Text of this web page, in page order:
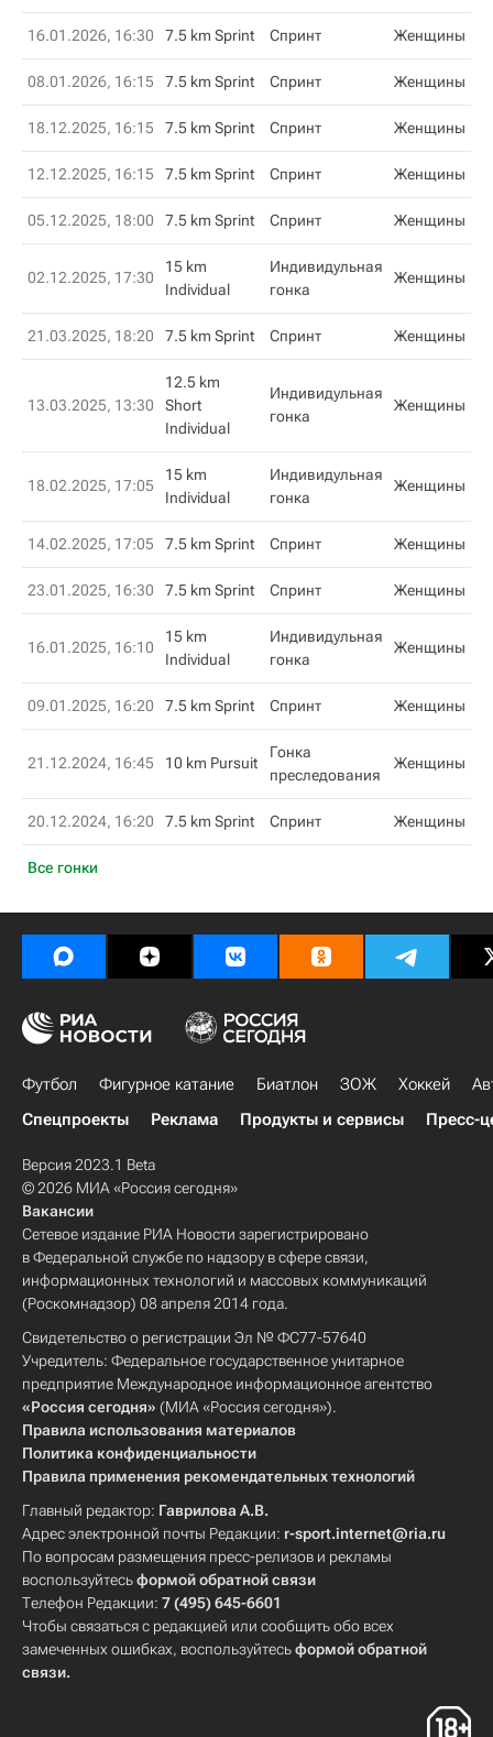
Все гонки
16.01.2026, 16:30 7.5 km Sprint Спринт Женщины
08.01.2026, 16:15 7.5 km Sprint Спринт Женщины
18.12.2025, 16:15 7.5 km Sprint Спринт Женщины
12.12.2025, 16:15 7.5 km Sprint Спринт Женщины
05.12.2025, 18:00 7.5 km Sprint Спринт Женщины
02.12.2025, 17:30
15 km
Individual
Индивидульная
гонка
Женщины
21.03.2025, 18:20 7.5 km Sprint Спринт Женщины
13.03.2025, 13:30
12.5 km
Short
Individual
Индивидульная
гонка
Женщины
18.02.2025, 17:05
15 km
Individual
Индивидульная
гонка
Женщины
14.02.2025, 17:05 7.5 km Sprint Спринт Женщины
23.01.2025, 16:30 7.5 km Sprint Спринт Женщины
16.01.2025, 16:10
15 km
Individual
Индивидульная
гонка
Женщины
09.01.2025, 16:20 7.5 km Sprint Спринт Женщины
21.12.2024, 16:45 10 km Pursuit
Гонка
преследования
Женщины
20.12.2024, 16:20 7.5 km Sprint Спринт Женщины
Футбол Фигурное катание Биатлон ЗОЖ Хоккей
Спецпроекты
Реклама Продукты и сервисы Пресс-
Версия 2023.1 Beta
© 2026 МИА «Россия сегодня»
Вакансии
Сетевое издание РИА Новости зарегистрировано
в Федеральной службе по надзору в сфере связи,
информационных технологий и массовых коммуникаций
(Роскомнадзор) 08 апреля 2014 года.
Свидетельство о регистрации Эл № ФС77-57640
Учредитель: Федеральное государственное унитарное
предприятие Международное информационное агентство
«Россия сегодня» (МИА «Россия сегодня»).
Правила использования материалов
Политика конфиденциальности
Правила применения рекомендательных технологий
Главный редактор: Гаврилова А.В.
Адрес электронной почты Редакции: r-sport.internet@ria.ru
По вопросам размещения пресс-релизов и рекламы
воспользуйтесьформой обратной связи
Телефон Редакции: 7 (495) 645-6601
Чтобы связаться с редакцией или сообщить обо всех
замеченных ошибках, воспользуйтесьформой обратной
связи.